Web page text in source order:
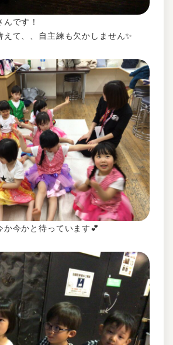
です！
えて、、自主練も欠かしません✨
か今かと待っています💕